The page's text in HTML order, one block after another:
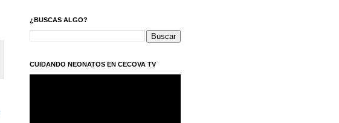
¿BUSCAS ALGO?
CUIDANDO NEONATOS EN CECOVA TV